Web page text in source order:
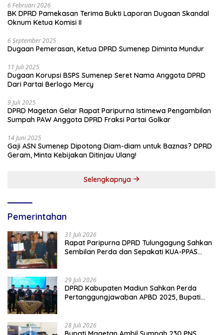
6 Februari 2026
BK DPRD Pamekasan Terima Bukti Laporan Dugaan Skandal
Oknum Ketua Komisi II
6 September 2025
Dugaan Pemerasan, Ketua DPRD Sumenep Diminta Mundur
11 Juli 2025
Dugaan Korupsi BSPS Sumenep Seret Nama Anggota DPRD
Dari Partai Berlogo Mercy
9 Juli 2025
DPRD Magetan Gelar Rapat Paripurna Istimewa Pengambilan
Sumpah PAW Anggota DPRD Fraksi Partai Golkar
14 Juni 2025
Gaji ASN Sumenep Dipotong Diam-diam untuk Baznas? DPRD
Geram, Minta Kebijakan Ditinjau Ulang!
Selengkapnya
Pemerintahan
31 Juli 2026
Rapat Paripurna DPRD Tulungagung Sahkan
Sembilan Perda dan Sepakati KUA-PPAS
29 Juli 2026
DPRD Kabupaten Madiun Sahkan Perda
Pertanggungjawaban APBD 2025, Bupati
28 Juli 2026